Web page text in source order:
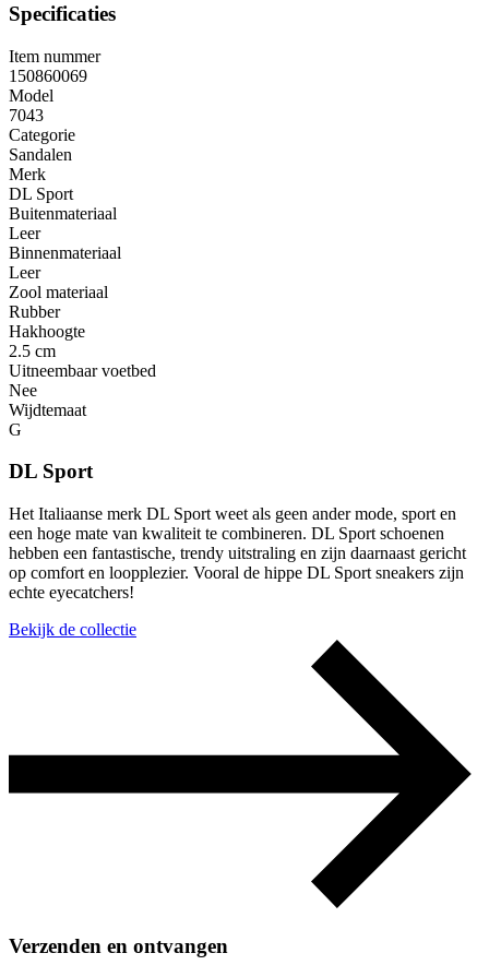
Specificaties
Item nummer
150860069
Model
7043
Categorie
Sandalen
Merk
DL Sport
Buitenmateriaal
Leer
Binnenmateriaal
Leer
Zool materiaal
Rubber
Hakhoogte
2.5 cm
Uitneembaar voetbed
Nee
Wijdtemaat
G
DL Sport
Het Italiaanse merk DL Sport weet als geen ander mode, sport en
een hoge mate van kwaliteit te combineren. DL Sport schoenen
hebben een fantastische, trendy uitstraling en zijn daarnaast gericht
op comfort en loopplezier. Vooral de hippe DL Sport sneakers zijn
echte eyecatchers!
Bekijk de collectie
Verzenden en ontvangen